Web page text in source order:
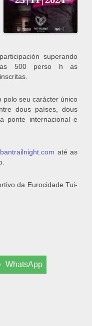
participación superando
as 500 perso h as
inscritas.
polo seu carácter único
dous países, dous
ponte internacional e
até as
da Eurocidade Tui-
WhatsApp